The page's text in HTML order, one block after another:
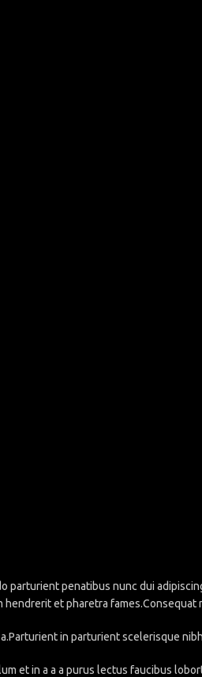
parturient penatibus nunc dui
hendrerit et pharetra fames.Consequat
in parturient scelerisque
et in a a a purus lectus faucibus